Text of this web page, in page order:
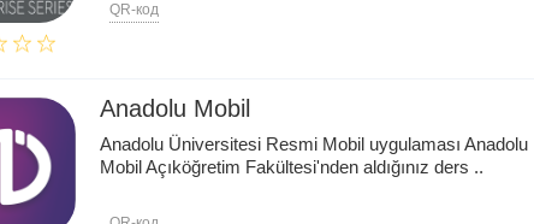
QR-код
Anadolu Mobil
Anadolu Üniversitesi Resmi Mobil uygulaması Anadolu
Mobil Açıköğretim Fakültesi'nden aldığınız ders ..